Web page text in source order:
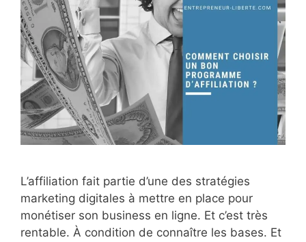
L’affiliation fait partie d’une des stratégies
marketing digitales à mettre en place pour
monétiser son business en ligne. Et c’est très
rentable. À condition de connaître les bases. Et